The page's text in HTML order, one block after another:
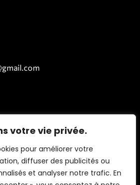
votre vie privée.
pour améliorer votre
diffuser des publicités ou
et analyser notre trafic. En
31220 Cazères
– 19h